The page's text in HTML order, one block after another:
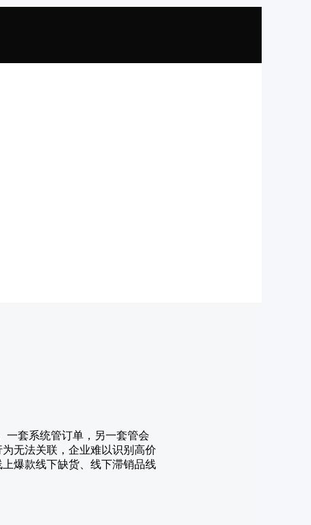
一套系统管订单，另一套管会
无法关联，企业难以识别高价
爆款线下缺货、线下滞销品线